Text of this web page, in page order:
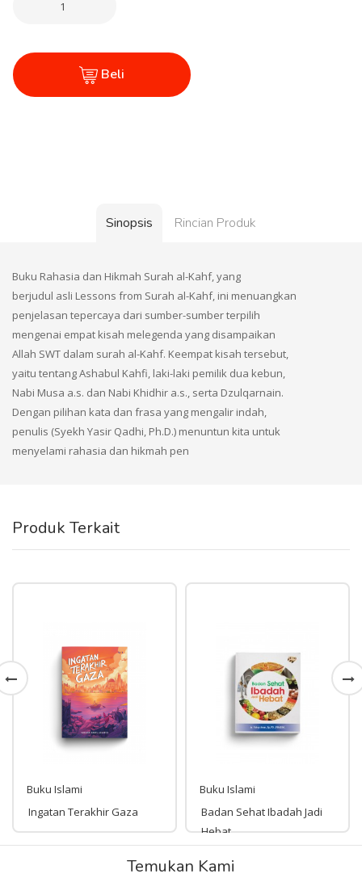
Beli
Sinopsis Rincian Produk
Buku Rahasia dan Hikmah Surah al-Kahf, yang
berjudul asli Lessons from Surah al-Kahf, ini menuangkan
penjelasan tepercaya dari sumber-sumber terpilih
mengenai empat kisah melegenda yang disampaikan
Allah SWT dalam surah al-Kahf. Keempat kisah tersebut,
yaitu tentang Ashabul Kahfi, laki-laki pemilik dua kebun,
Nabi Musa a.s. dan Nabi Khidhir a.s., serta Dzulqarnain.
Dengan pilihan kata dan frasa yang mengalir indah,
penulis (Syekh Yasir Qadhi, Ph.D.) menuntun kita untuk
menyelami rahasia dan hikmah pen
Produk Terkait
Buku Islami
Ingatan Terakhir Gaza
99,000
Buku Islami
Badan Sehat Ibadah Jadi
Hebat
Rp 161,000
Temukan Kami